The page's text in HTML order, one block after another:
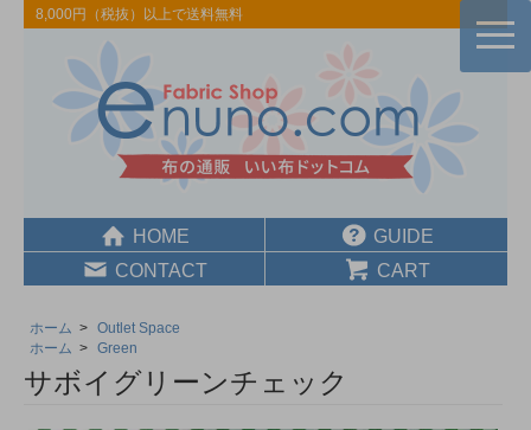
8,000円（税抜）以上で送料無料
HOME
GUIDE
CONTACT
CART
ホーム > Outlet Space
ホーム > Green
サボイグリーンチェック